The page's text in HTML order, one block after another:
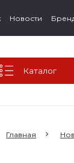
Новости
Каталог
Главная